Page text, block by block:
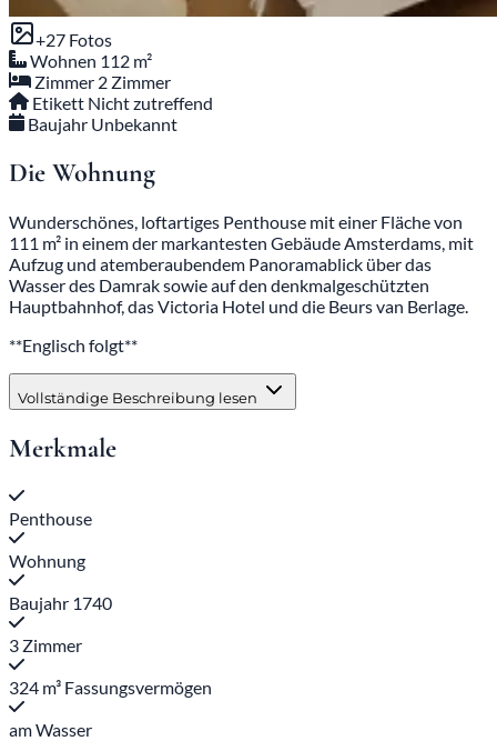
+27 Fotos
Wohnen 112 m²
Zimmer 2 Zimmer
Etikett Nicht zutreffend
Baujahr Unbekannt
Die Wohnung
Wunderschönes, loftartiges Penthouse mit einer Fläche von
111 m² in einem der markantesten Gebäude Amsterdams, mit
Aufzug und atemberaubendem Panoramablick über das
Wasser des Damrak sowie auf den denkmalgeschützten
Hauptbahnhof, das Victoria Hotel und die Beurs van Berlage.
**Englisch folgt**
Vollständige Beschreibung lesen
Merkmale
Penthouse
Wohnung
Baujahr 1740
3 Zimmer
324 m³ Fassungsvermögen
am Wasser